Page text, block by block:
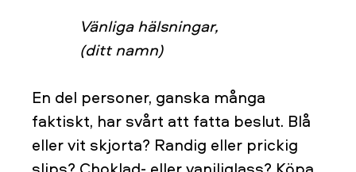
Vänliga hälsningar,
(ditt namn)
En del personer, ganska många
faktiskt, har svårt att fatta beslut. Blå
eller vit skjorta? Randig eller prickig